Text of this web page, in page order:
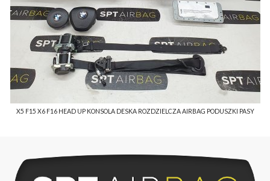
X5 F15 X6 F16 HEAD UP KONSOLA DESKA ROZDZIELCZA AIRBAG PODUSZKI PASY